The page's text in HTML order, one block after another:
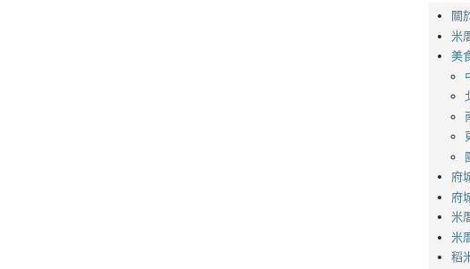
關
米
美
府
府
米
米
稻